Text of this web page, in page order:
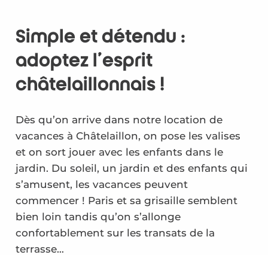
Simple et détendu :
adoptez l’esprit
châtelaillonnais !
Dès qu’on arrive dans notre location de
vacances à Châtelaillon, on pose les valises
et on sort jouer avec les enfants dans le
jardin. Du soleil, un jardin et des enfants qui
s’amusent, les vacances peuvent
commencer ! Paris et sa grisaille semblent
bien loin tandis qu’on s’allonge
confortablement sur les transats de la
terrasse…